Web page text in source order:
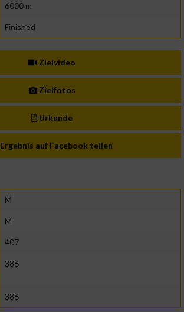
6000 m
Finished
Zielvideo
Zielfotos
Urkunde
Ergebnis auf Facebook teilen
M
M
407
386
386